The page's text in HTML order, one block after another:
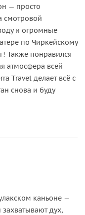
— просто
смотровой
и огромные
по Чиркейскому
Также понравился
атмосфера всей
Travel делает всё с
снова и буду
каньоне —
дух,